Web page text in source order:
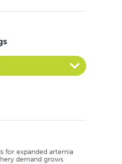
Tag to view it's posts
for expanded artemia
demand grows